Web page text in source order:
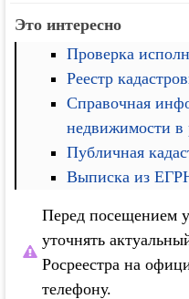
Это интересно
Проверка
Реестр
Справочная
недвижимости
Публичная
Выписка из
Перед посещением
уточнять
Росреестра на
телефону.